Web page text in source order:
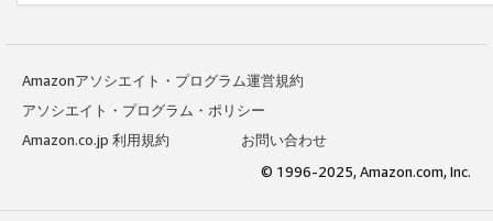
Amazonアソシエイト・プログラム運営規約
アソシエイト・プログラム・ポリシー
Amazon.co.jp 利用規約
お問い合わせ
© 1996-2025, Amazon.com, Inc.